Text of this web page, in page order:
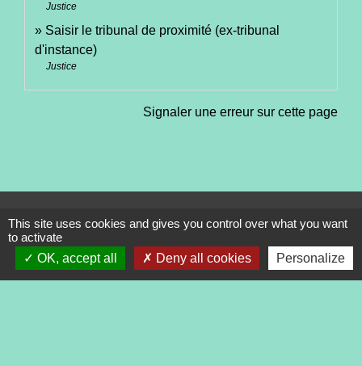
Justice
Saisir le tribunal de proximité (ex-tribunal
d'instance)
Justice
Signaler une erreur sur cette page
Contacts
2 place du Bourg
22410 Tréveneuc - FRANCE
This site uses cookies and gives you control over what you want
to activate
OK, accept all
Deny all cookies Personalize